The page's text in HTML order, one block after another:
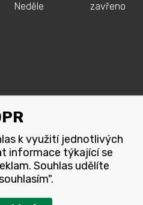
Neděle
zavřeno
k využití jednotlivých
informace týkající se
Souhlas udělíte